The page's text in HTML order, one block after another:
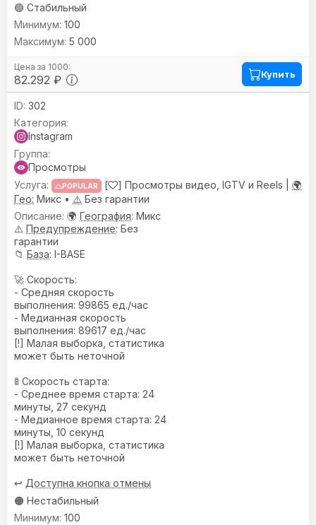
🟢 Стабильный
82.292 ₽
100
5 000
Купить
302
Instagram
Просмотры
POPULAR [ ] Просмотры видео, IGTV и Reels | 🌍
Гео: Микс • ⚠️ Без гарантии
🌍 География: Микс
⚠️ Предупреждениe: Без
гарантии
📁 База: I-BASE
🚀 Скорость:
- Средняя скорость
выполнения: 99865 ед./час
- Медианная скорость
выполнения: 89617 ед./час
[!] Малая выборка, статистика
может быть неточной
🚦 Скорость старта:
- Среднее время старта: 24
минуты, 27 секунд
- Медианное время старта: 24
минуты, 10 секунд
[!] Малая выборка, статистика
может быть неточной
↩️ Доступна кнопка отмены
🟠 Нестабильный
100